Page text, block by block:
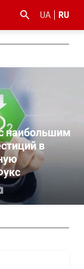
UA RU
наибольшим
в